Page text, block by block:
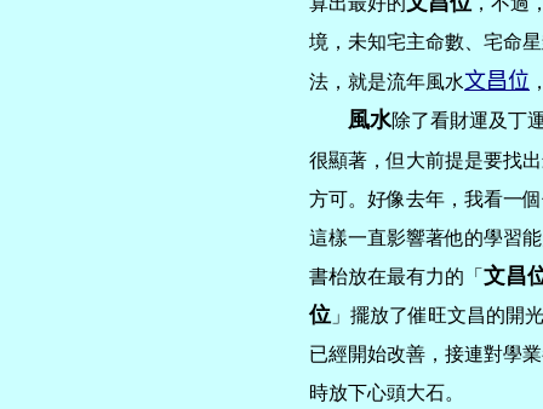
境，未知宅主命數、宅命
法，就是流年風水文昌位
風水除了看財運及丁
很顯著，但大前提是要找
方可。好像去年，我看一
這樣一直影響著他的學習
書枱放在最有力的「 文昌
位 」擺放了催旺文昌的開
已經開始改善，接連對學
時放下心頭大石。